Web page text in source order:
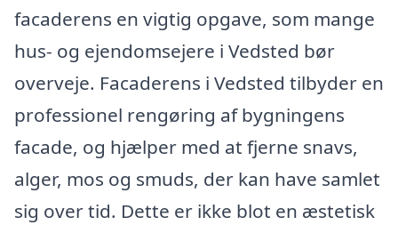
facaderens en vigtig opgave, som mange
hus- og ejendomsejere i Vedsted bør
overveje. Facaderens i Vedsted tilbyder en
professionel rengøring af bygningens
facade, og hjælper med at fjerne snavs,
alger, mos og smuds, der kan have samlet
sig over tid. Dette er ikke blot en æstetisk